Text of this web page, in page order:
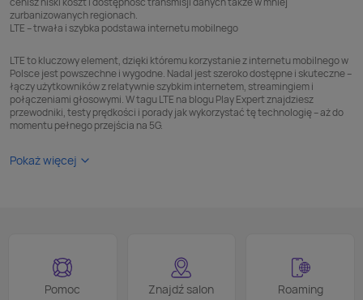
zurbanizowanych regionach.
LTE – trwała i szybka podstawa internetu mobilnego
LTE to kluczowy element, dzięki któremu korzystanie z internetu mobilnego w
Polsce jest powszechne i wygodne. Nadal jest szeroko dostępne i skuteczne –
łączy użytkowników z relatywnie szybkim internetem, streamingiem i
połączeniami głosowymi. W tagu LTE na blogu Play Expert znajdziesz
przewodniki, testy prędkości i porady jak wykorzystać tę technologię – aż do
momentu pełnego przejścia na 5G.
Pokaż więcej
Pomoc Znajdź salon Roaming